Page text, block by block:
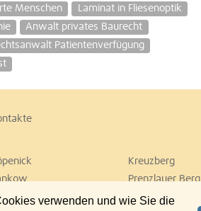
verwenden und wie Sie die
Menschen
Laminat in Fliesenoptik
Anwalt privates Baurecht
Patientenverfügung
Kreuzberg
Prenzlauer Berg
Tiergarten